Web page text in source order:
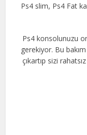
Ps4 slim, Ps4 Fat
Ps4 konsolunuzu
gerekiyor. Bu
çıkartıp sizi